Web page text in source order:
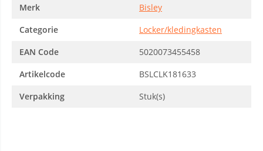
Merk
Bisley
Categorie
Locker/kledingkasten
EAN Code
5020073455458
Artikelcode
BSLCLK181633
Verpakking
Stuk(s)